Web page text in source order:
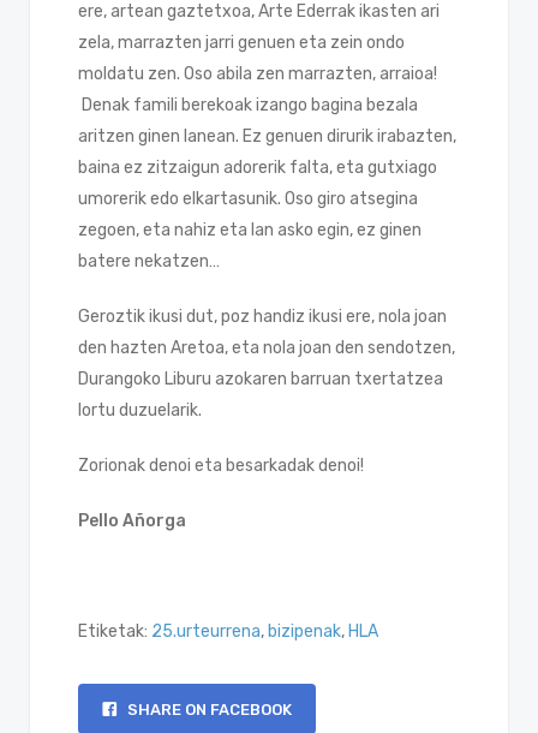
ere, artean gaztetxoa, Arte Ederrak ikasten ari
zela, marrazten jarri genuen eta zein ondo
moldatu zen. Oso abila zen marrazten, arraioa!
Denak famili berekoak izango bagina bezala
aritzen ginen lanean. Ez genuen dirurik irabazten,
baina ez zitzaigun adorerik falta, eta gutxiago
umorerik edo elkartasunik. Oso giro atsegina
zegoen, eta nahiz eta lan asko egin, ez ginen
batere nekatzen…
Geroztik ikusi dut, poz handiz ikusi ere, nola joan
den hazten Aretoa, eta nola joan den sendotzen,
Durangoko Liburu azokaren barruan txertatzea
lortu duzuelarik.
Zorionak denoi eta besarkadak denoi!
Pello Añorga
Etiketak: 25.urteurrena, bizipenak, HLA
SHARE ON FACEBOOK